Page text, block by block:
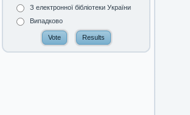
З електронної бібліотеки України
Випадково